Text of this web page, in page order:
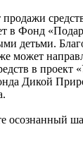
продажи
в Фонд
детьми.
может
в проект
Дикой
осознанный